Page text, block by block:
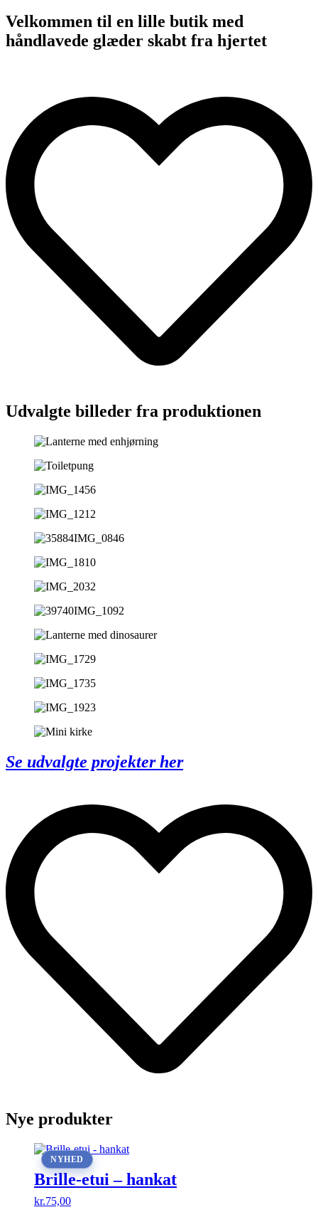
Velkommen til en lille butik med
håndlavede glæder skabt fra hjertet
Udvalgte billeder fra produktionen
Se udvalgte projekter her
Nye produkter
NYHED
Brille-etui – hankat
kr.75,00